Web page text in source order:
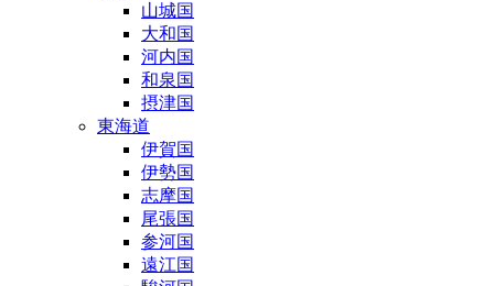
山城国
大和国
河内国
和泉国
摂津国
東海道
伊賀国
伊勢国
志摩国
尾張国
参河国
遠江国